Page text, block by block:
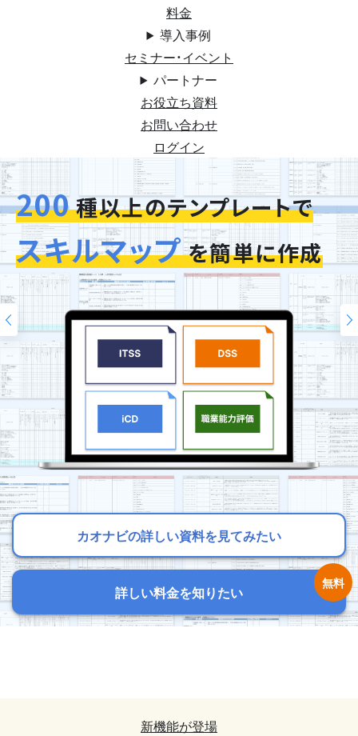
料金
導入事例
セミナー・イベント
パートナー
お役立ち資料
お問い合わせ
ログイン
カオナビの詳しい資料を見てみたい
詳しい料金を知りたい
200
スキルマップ
カオナビの詳しい資料を見てみたい
詳しい料金を知りたい
今お使いの評価シートを
そのまま再現
カオナビの詳しい資料を見てみたい
詳しい料金を知りたい
新機能が登場